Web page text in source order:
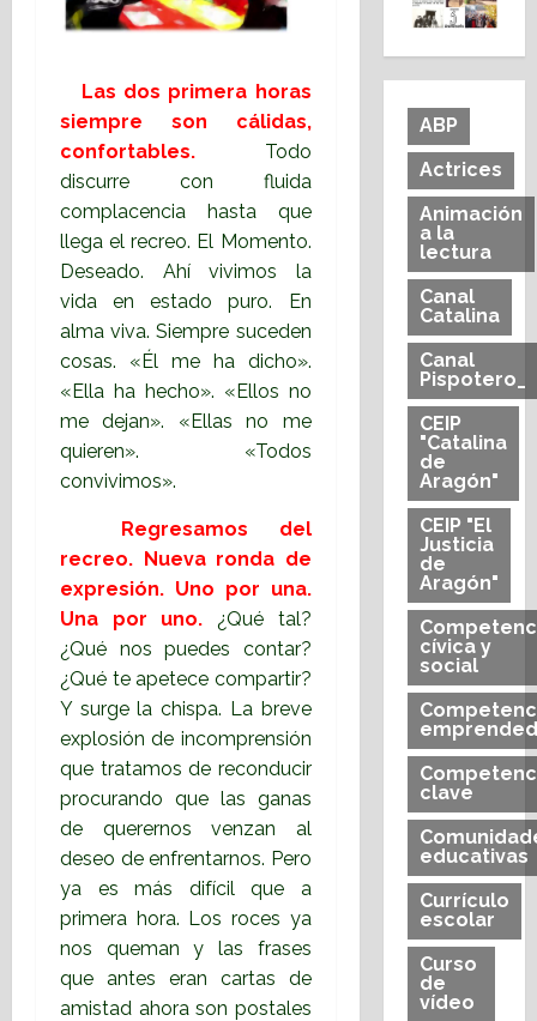
Las dos primera horas
siempre son cálidas,
confortables. Todo
discurre con fluida
complacencia hasta que
llega el recreo. El Momento.
Deseado. Ahí vivimos la
vida en estado puro. En
alma viva. Siempre suceden
cosas. «Él me ha dicho».
«Ella ha hecho». «Ellos no
me dejan». «Ellas no me
quieren». «Todos
convivimos».
Regresamos del
recreo. Nueva ronda de
expresión. Uno por una.
Una por uno. ¿Qué tal?
¿Qué nos puedes contar?
¿Qué te apetece compartir?
Y surge la chispa. La breve
explosión de incomprensión
que tratamos de reconducir
procurando que las ganas
de querernos venzan al
deseo de enfrentarnos. Pero
ya es más difícil que a
primera hora. Los roces ya
nos queman y las frases
que antes eran cartas de
amistad ahora son postales
ABP
Actrices
Animación
a la
lectura
Canal
Catalina
Canal
Pispotero_
CEIP
"Catalina
de
Aragón"
CEIP "El
Justicia
de
Aragón"
cívica y
social
clave
educativas
Currículo
escolar
Curso
de
vídeo